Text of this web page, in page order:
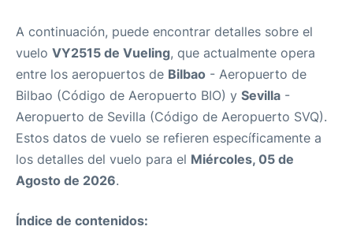
A continuación, puede encontrar detalles sobre el
vuelo VY2515 de Vueling, que actualmente opera
entre los aeropuertos de Bilbao - Aeropuerto de
Bilbao (Código de Aeropuerto BIO) y Sevilla -
Aeropuerto de Sevilla (Código de Aeropuerto SVQ).
Estos datos de vuelo se refieren específicamente a
los detalles del vuelo para el Miércoles, 05 de
Agosto de 2026.
Índice de contenidos: